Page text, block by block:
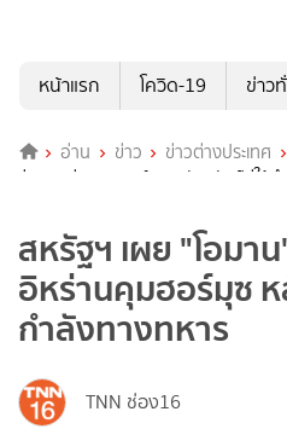
หน้าแรก
โควิด-19 ข่าว
อ่าน ข่าว ข่าวต่างประเทศ
ร่วมอิหร่านคุมฮอร์มุซ หลังทรัมป์ขู่ใช้กำ
สหรัฐฯ เผย "โอมา
อิหร่านคุมฮอร์มุซ
กำลังทางทหาร
TNN ช่อง16